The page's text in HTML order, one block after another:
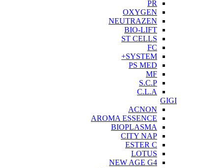
PR
OXYGEN
NEUTRAZEN
BIO-LIFT
ST CELLS
FC
SYSTEM+
PS MED
MF
S.C.P
C.L.A
GIGI
ACNON
AROMA ESSENCE
BIOPLASMA
CITY NAP
ESTER C
LOTUS
NEW AGE G4